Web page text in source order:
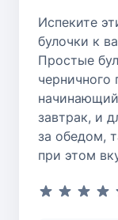
Испеките
булочки к
Простые
завтрак, и
за обедом,
при этом